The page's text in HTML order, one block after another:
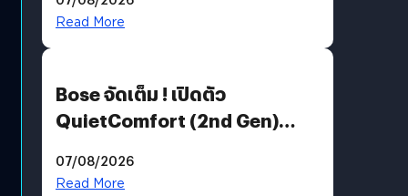
มีภาษาไทยด้วย
Read More
Bose จัดเต็ม ! เปิดตัว
QuietComfort (2nd Gen)
07/08/2026
Read More